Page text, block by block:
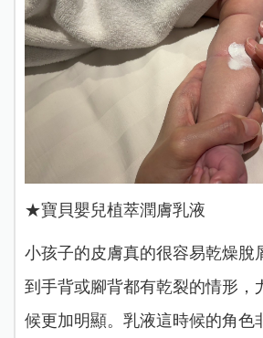
★寶貝嬰兒植萃潤膚乳液
小孩子的皮膚真的很容易乾燥脫
到手背或腳背都有乾裂的情形，
候更加明顯。乳液這時候的角色